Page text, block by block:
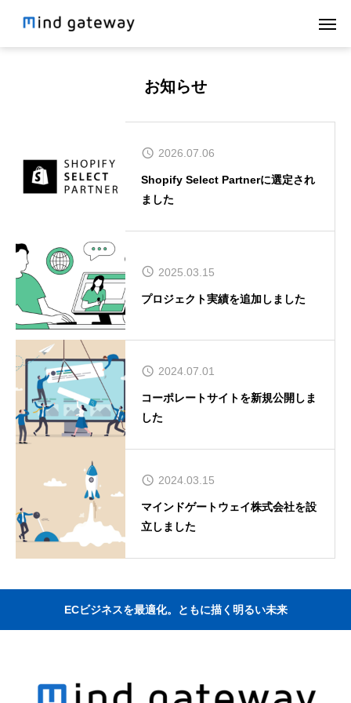
お知らせ
2026.07.06
Shopify Select Partnerに選定され
ました
2025.03.15
プロジェクト実績を追加しました
2024.07.01
コーポレートサイトを新規公開しま
した
2024.03.15
マインドゲートウェイ株式会社を設
立しました
ECビジネスを最適化。ともに描く明るい未来